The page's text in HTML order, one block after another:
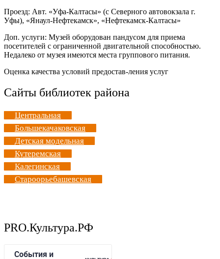
Проезд: Авт. «Уфа-Калтасы» (с Северного автовокзала г.
Уфы), «Янаул-Нефтекамск», «Нефтекамск-Калтасы»
Доп. услуги: Музей оборудован пандусом для приема
посетителей с ограниченной двигательной способностью.
Недалеко от музея имеются места группового питания.
Оценка качества условий предостав-ления услуг
Сайты библиотек района
Центральная
Большекачаковская
Детская модельная
Кутеремская
Калегинская
Староорьебашевская
PRO.Культура.РФ